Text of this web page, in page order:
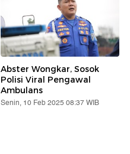
Abster Wongkar, Sosok
Polisi Viral Pengawal
Ambulans
Senin, 10 Feb 2025 08:37 WIB